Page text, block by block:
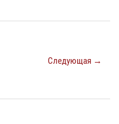
Следующая →